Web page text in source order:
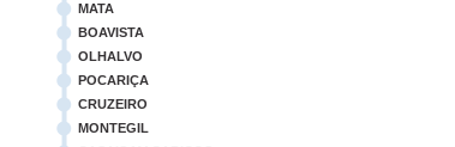
MATA
BOAVISTA
OLHALVO
POCARIÇA
CRUZEIRO
MONTEGIL